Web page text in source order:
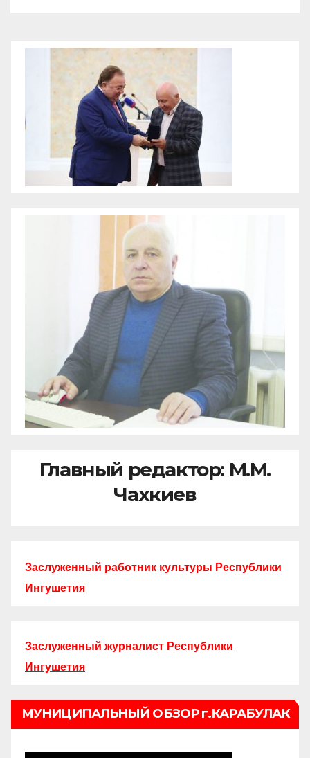
Главный редактор: М.М.
Чахкиев
Заслуженный работник культуры Республики
Ингушетия
Заслуженный журналист Республики
Ингушетия
МУНИЦИПАЛЬНЫЙ ОБЗОР г.КАРАБУЛАК